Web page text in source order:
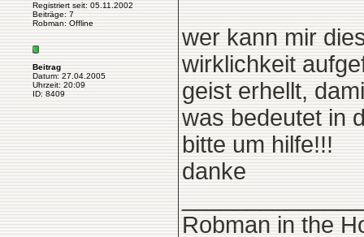
Registriert seit: 05.11.2002
Beiträge: 7
Robman: Offline
Beitrag
Datum: 27.04.2005
Uhrzeit: 20:09
ID: 8409
wer kann mir
wirklichkeit
geist erhellt,
was bedeutet in
bitte um hilfe!!!
danke
Robman in the